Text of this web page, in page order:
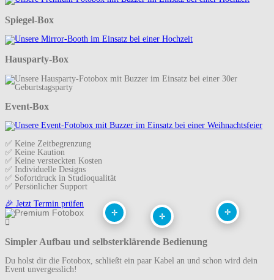
Spiegel-Box
Hausparty-Box
Event-Box
✅ Keine Zeitbegrenzung
✅ Keine Kaution
✅ Keine versteckten Kosten
✅ Individuelle Designs
✅ Sofortdruck in Studioqualität
✅ Persönlicher Support
🎉 Jetzt Termin prüfen
+ +
+
Simpler Aufbau und selbsterklärende Bedienung
Du holst dir die Fotobox, schließt ein paar Kabel an und schon wird dein
Event unvergesslich!